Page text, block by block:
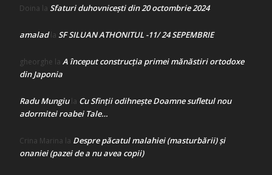
Doina la Sfaturi duhovnicești din 20 octombrie 2024
amaladla SF SILUAN ATHONITUL -11/ 24 SEPEMBRIE
gheorghe la A început construcţia primei mănăstiri ortodoxe
din Japonia
Radu Mungiula Cu Sfinții odihnește Doamne sufletul nou
adormitei roabei Tale…
Crina Marina la Despre păcatul malahiei (masturbării) şi
onaniei (pazei de a nu avea copii)